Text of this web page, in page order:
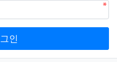
인